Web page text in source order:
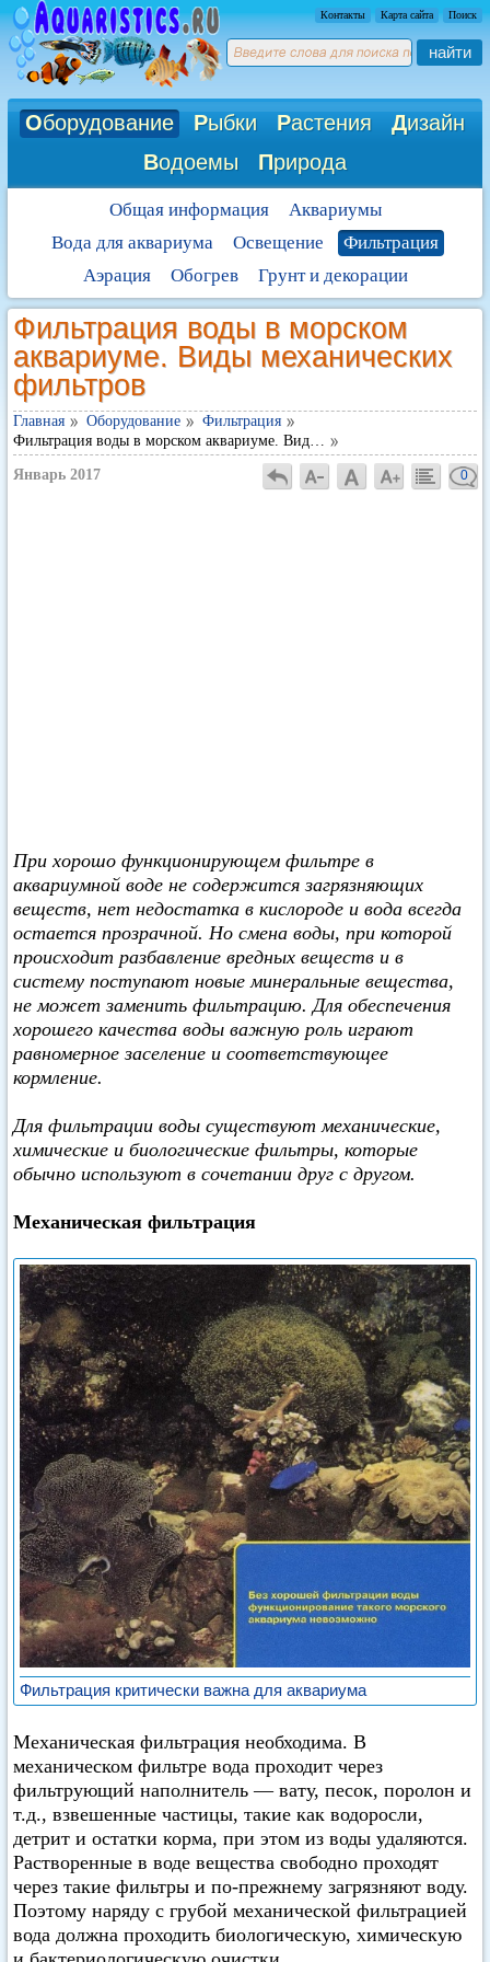
Контакты Карта сайта Поиск
найти
Оборудование Рыбки Растения Дизайн
Водоемы Природа
Общая информация
Аквариумы
Вода для аквариума
Освещение
Фильтрация
Аэрация
Обогрев Грунт и декорации
Фильтрация воды в морском
аквариуме. Виды механических
фильтров
Главная Оборудование
Фильтрация
Фильтрация воды в морском аквариуме. Вид…
Январь 2017 0
При хорошо функционирующем фильтре в
аквариумной воде не содержится загрязняющих
веществ, нет недостатка в кислороде и вода всегда
остается прозрачной. Но смена воды, при которой
происходит разбавление вредных веществ и в
систему поступают новые минеральные вещества,
не может заменить фильтрацию. Для обеспечения
хорошего качества воды важную роль играют
равномерное заселение и соответствующее
кормление.
Для фильтрации воды существуют механические,
химические и биологические фильтры, которые
обычно используют в сочетании друг с другом.
Механическая фильтрация
Фильтрация критически важна для аквариума
Механическая фильтрация необходима. В
механическом фильтре вода проходит через
фильтрующий наполнитель — вату, песок, поролон и
т.д., взвешенные частицы, такие как водоросли,
детрит и остатки корма, при этом из воды удаляются.
Растворенные в воде вещества свободно проходят
через такие фильтры и по-прежнему загрязняют воду.
Поэтому наряду с грубой механической фильтрацией
вода должна проходить биологическую, химическую